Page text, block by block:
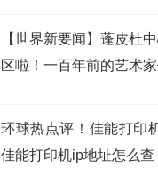
【世界新要闻】蓬皮杜
区啦！一百年前的艺术
环球热点评！佳能打印
佳能打印机ip地址怎么查